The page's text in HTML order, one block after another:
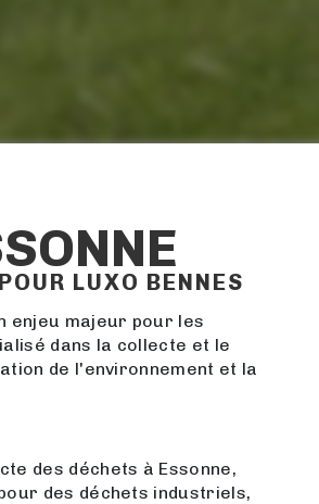
LUXO BENNES
enjeu majeur pour les
dans la collecte et le
de l'environnement et la
des déchets à Essonne,
des déchets industriels,